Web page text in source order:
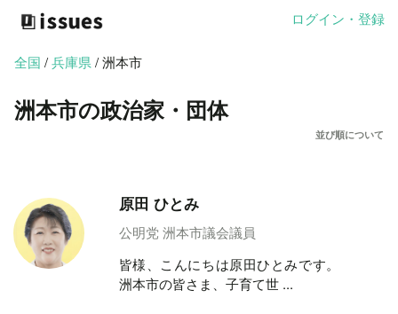
ログイン・登録
全国 /兵庫県 / 洲本市
洲本市の政治家・団体
並び順について
原田 ひとみ
公明党 洲本市議会議員
皆様、こんにちは原田ひとみです。
洲本市の皆さま、子育て世 ...